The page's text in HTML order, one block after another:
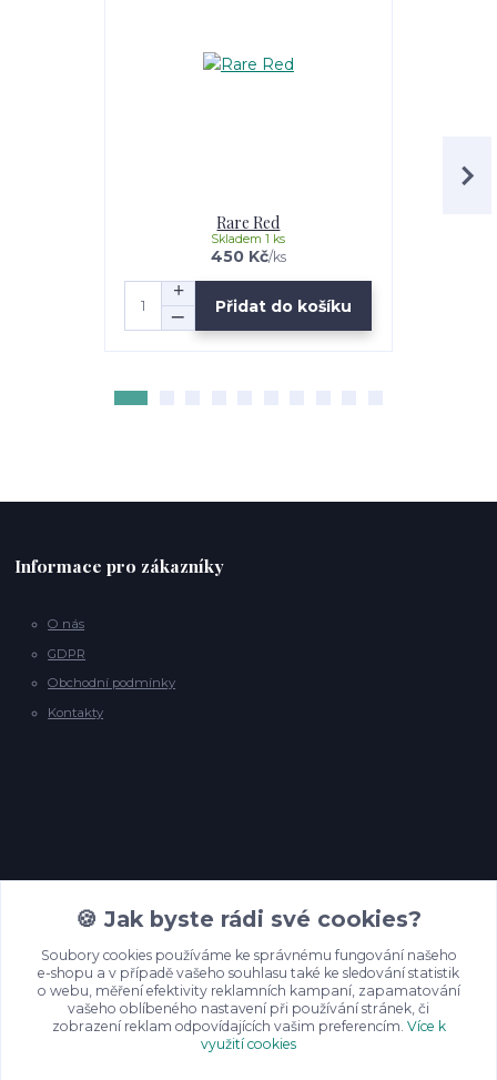
Rare Red
450 Kč/ks
Skladem 1 ks
Přidat do košíku
Informace pro zákazníky
O nás
GDPR
Obchodní podmínky
Kontakty
info@backyardpineyarns.cz
🍪 Jak byste rádi své cookies?
Soubory cookies používáme ke správnému fungování našeho
e-shopu a v případě vašeho souhlasu také ke sledování statistik
o webu, měření efektivity reklamních kampaní, zapamatování
vašeho oblíbeného nastavení při používání stránek, či
zobrazení reklam odpovídajících vašim preferencím. Více k
využití cookies